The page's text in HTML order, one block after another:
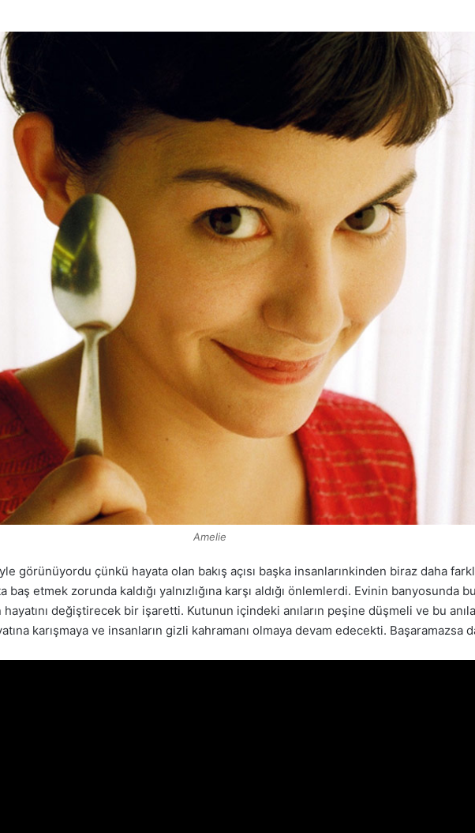
Amelie
görünüyordu çünkü hayata olan bakış açısı başka insanlarınkinden biraz daha
etmek zorunda kaldığı yalnızlığına karşı aldığı önlemlerdi. Evinin banyosunda
değiştirecek bir işaretti. Kutunun içindeki anıların peşine düşmeli ve bu
karışmaya ve insanların gizli kahramanı olmaya devam edecekti. Başaramazsa